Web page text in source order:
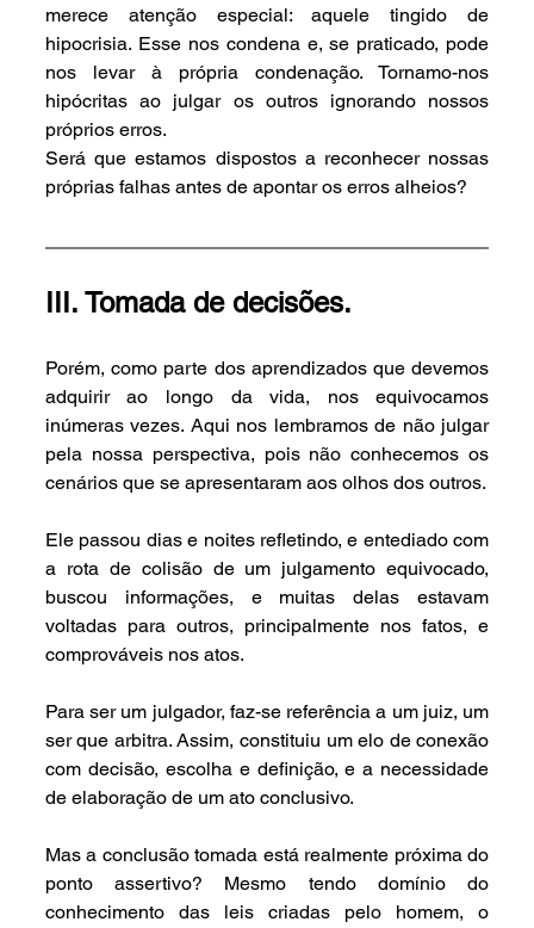
merece atenção especial: aquele tingido de
hipocrisia. Esse nos condena e, se praticado, pode
nos levar à própria condenação. Tornamo-nos
hipócritas ao julgar os outros ignorando nossos
próprios erros.
Será que estamos dispostos a reconhecer nossas
próprias falhas antes de apontar os erros alheios?
III. Tomada de decisões.
Porém, como parte dos aprendizados que devemos
adquirir ao longo da vida, nos equivocamos
inúmeras vezes. Aqui nos lembramos de não julgar
pela nossa perspectiva, pois não conhecemos os
cenários que se apresentaram aos olhos dos outros.
Ele passou dias e noites refletindo, e entediado com
a rota de colisão de um julgamento equivocado,
buscou informações, e muitas delas estavam
voltadas para outros, principalmente nos fatos, e
comprováveis nos atos.
Para ser um julgador, faz-se referência a um juiz, um
ser que arbitra. Assim, constituiu um elo de conexão
com decisão, escolha e definição, e a necessidade
de elaboração de um ato conclusivo.
Mas a conclusão tomada está realmente próxima do
ponto assertivo? Mesmo tendo domínio do
conhecimento das leis criadas pelo homem, o